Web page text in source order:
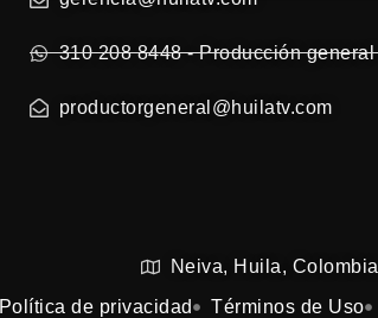
310 208 8448 - Producción general
productorgeneral@huilatv.com
Neiva, Huila, Colombia
Política de privacidad
Términos de Uso